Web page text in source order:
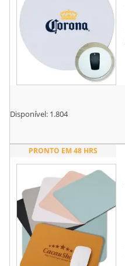
Disponível: 1.804
PRONTO EM 48 HRS